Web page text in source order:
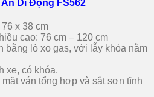
Di Động FS562
x 38 cm
cao: 76 cm – 120 cm
bằng lò xo gas, với lẫy khóa nằm
xe, có khóa.
ván tổng hợp và sắt sơn tĩnh